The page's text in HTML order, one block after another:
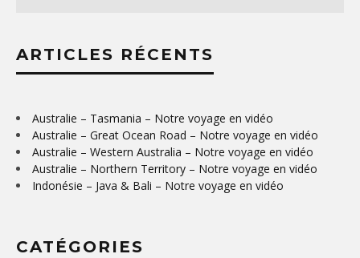
ARTICLES RÉCENTS
Australie – Tasmania – Notre voyage en vidéo
Australie – Great Ocean Road – Notre voyage en vidéo
Australie – Western Australia – Notre voyage en vidéo
Australie – Northern Territory – Notre voyage en vidéo
Indonésie – Java & Bali – Notre voyage en vidéo
CATÉGORIES